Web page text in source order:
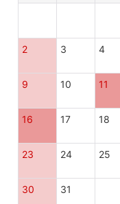
2 3 4
9 10 11
16 17 18
23 24 25
30 31